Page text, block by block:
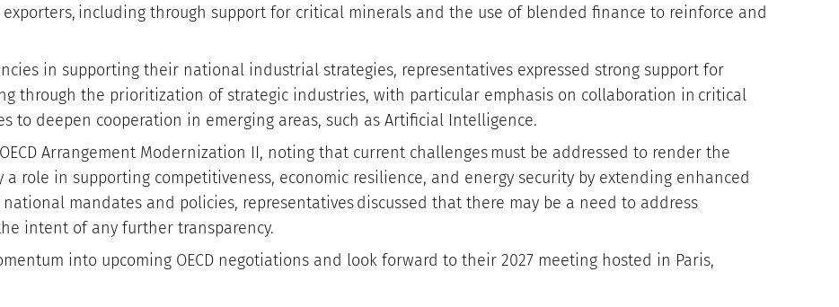
including through support for critical minerals and the use of blended finance to reinforce and
in supporting their national industrial strategies, representatives expressed strong support for
through the prioritization of strategic industries, with particular emphasis on collaboration in critical
to deepen cooperation in emerging areas, such as Artificial Intelligence.
Arrangement Modernization II, noting that current challenges must be addressed to render the
a role in supporting competitiveness, economic resilience, and energy security by extending enhanced
mandates and policies, representatives discussed that there may be a need to address
intent of any further transparency.
into upcoming OECD negotiations and look forward to their 2027 meeting hosted in Paris,